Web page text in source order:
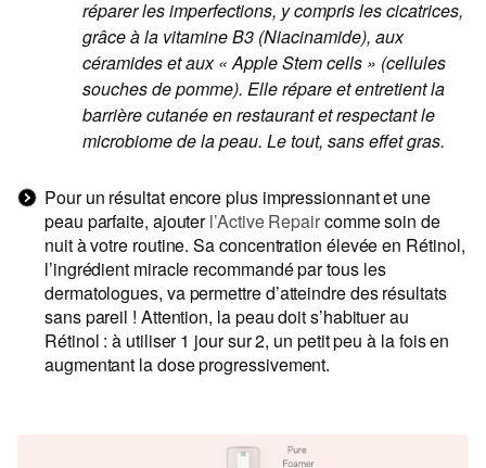
réparer les imperfections, y compris les cicatrices,
grâce à la vitamine B3 (Niacinamide), aux
céramides et aux « Apple Stem cells » (cellules
souches de pomme). Elle répare et entretient la
barrière cutanée en restaurant et respectant le
microbiome de la peau. Le tout, sans effet gras.
Pour un résultat encore plus impressionnant et une
peau parfaite, ajouterl’Active Repaircomme soin de
nuit à votre routine. Sa concentration élevée en Rétinol,
l’ingrédient miracle recommandé par tous les
dermatologues, va permettre d’atteindre des résultats
sans pareil ! Attention, la peau doit s’habituer au
Rétinol : à utiliser 1 jour sur 2, un petit peu à la fois en
augmentant la dose progressivement.